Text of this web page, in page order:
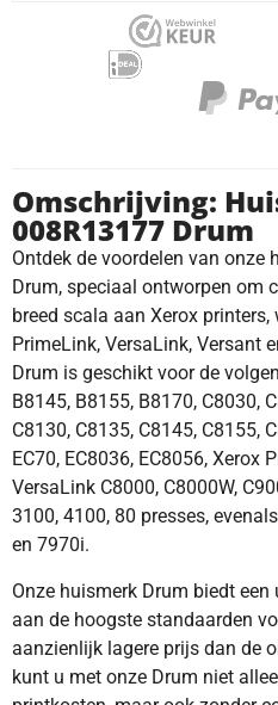
Omschrijving:
008R13177 Drum
Ontdek de voordelen van onze
Drum, speciaal ontworpen om
breed scala aan Xerox
PrimeLink, VersaLink, Versant
Drum is geschikt voor de
B8145, B8155, B8170, C8030,
C8130, C8135, C8145, C8155,
EC70, EC8036, EC8056, Xerox
VersaLink C8000, C8000W,
3100, 4100, 80 presses,
en 7970i.
Onze huismerk Drum biedt
aan de hoogste standaarden
aanzienlijk lagere prijs dan de
kunt u met onze Drum niet